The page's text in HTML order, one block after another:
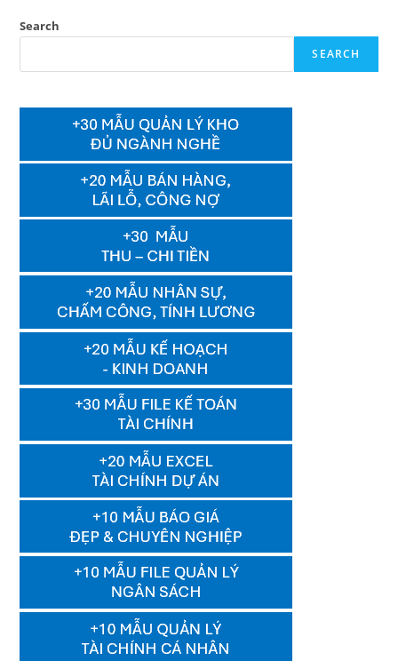
Search
SEARCH